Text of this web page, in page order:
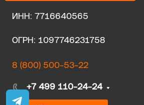
ИНН: 7716640565
ОГРН: 1097746231758
8 (800) 500-53-22
+7 499 110-24-24